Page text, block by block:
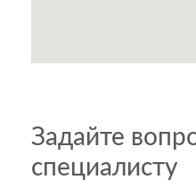
Задайте
специалисту